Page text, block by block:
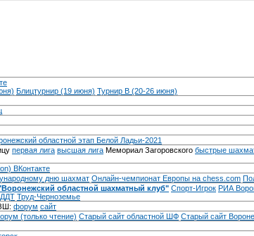
Блицтурнир (19 июня) Турнир B (20-26 июня)
областной этап Белой Ладьи-2021
первая лига высшая лига Мемориал Загоровского быстрые
ВКонтакте
дню шахмат Онлайн-чемпионат Европы на chess.com
областной шахматный клуб" Спорт-Игрок РИА
ДДТ Труд-Черноземье
форум сайт
(только чтение) Старый сайт областной ШФ Старый сайт